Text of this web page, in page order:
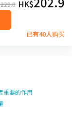
229.0 HK$
已有40人购买
重要的作用